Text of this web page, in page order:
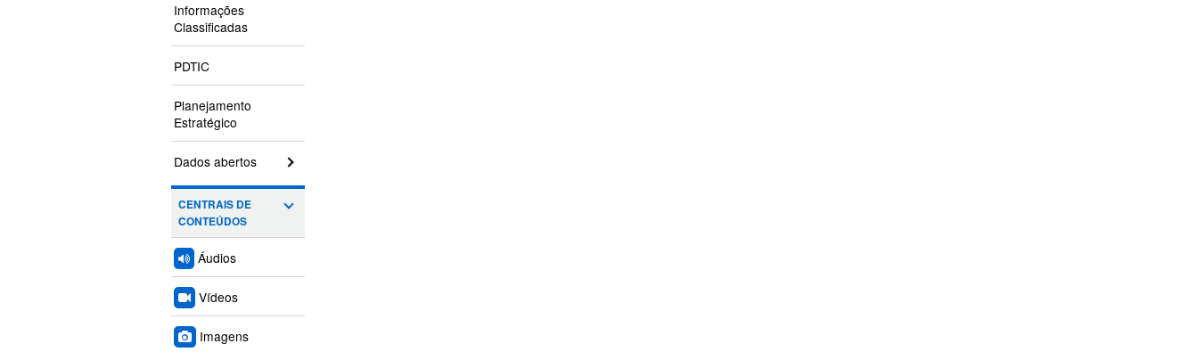
Informações
Classificadas
PDTIC
Planejamento
Estratégico
Dados abertos
CENTRAIS DE
CONTEÚDOS
Áudios
Vídeos
Imagens